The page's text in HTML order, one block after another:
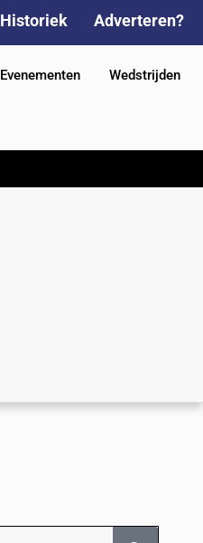
Historiek Adverteren?
Evenementen Wedstrijden